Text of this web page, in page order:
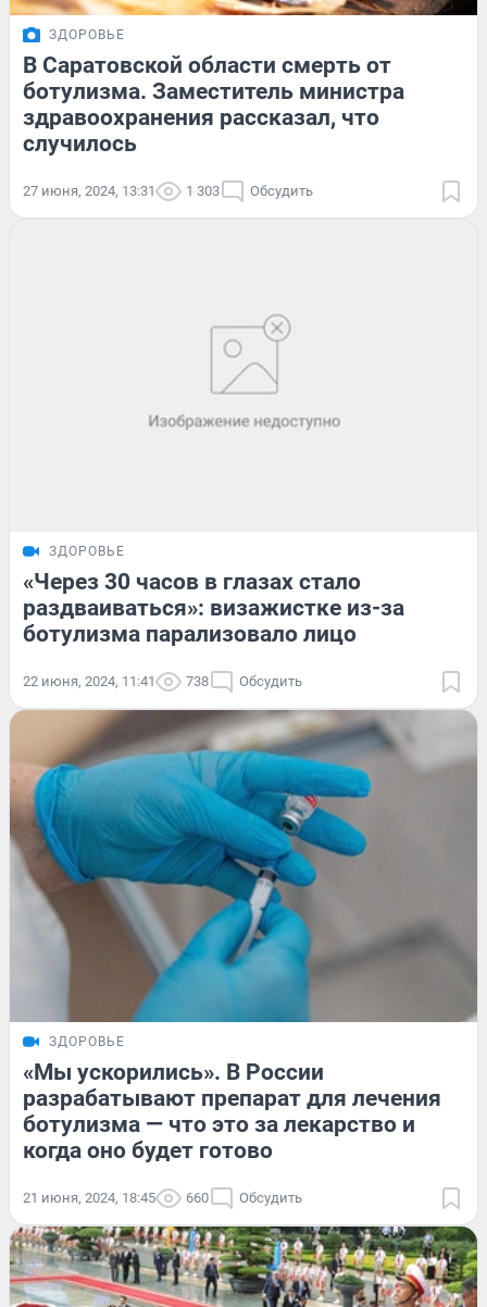
ЗДОРОВЬЕ
В Саратовской области смерть от
ботулизма. Заместитель министра
здравоохранения рассказал, что
случилось
27 июня, 2024, 13:31 1 303 Обсудить
ЗДОРОВЬЕ
«Через 30 часов в глазах стало
раздваиваться»: визажистке из-за
ботулизма парализовало лицо
22 июня, 2024, 11:41 738 Обсудить
ЗДОРОВЬЕ
«Мы ускорились». В России
разрабатывают препарат для лечения
ботулизма — что это за лекарство и
когда оно будет готово
21 июня, 2024, 18:45 660 Обсудить